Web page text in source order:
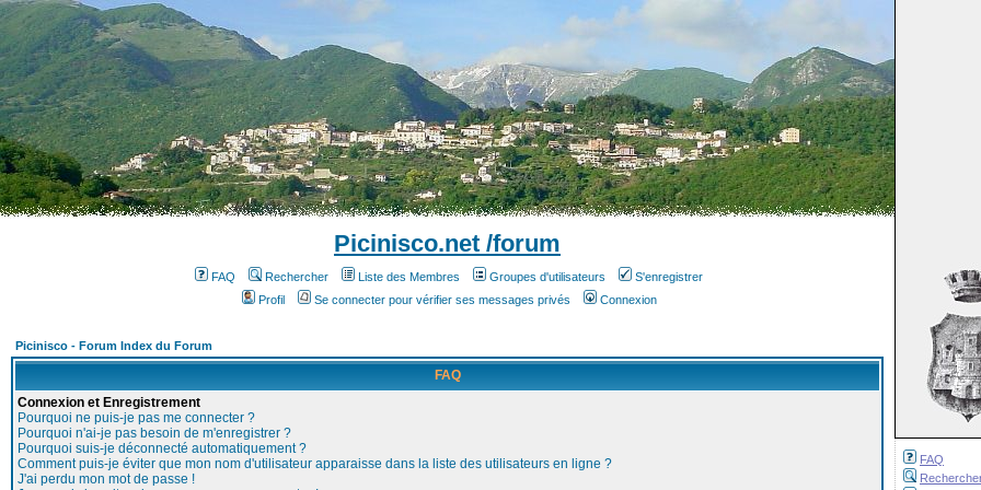
FAQ
Picinisco.net /forum
FAQ Rechercher Liste des Membres Groupes d'utilisateurs
S'enregistrer
Profil
Se connecter pour vérifier ses messages privés Connexion
Picinisco - Forum Index du Forum
FAQ
Connexion et Enregistrement
Pourquoi ne puis-je pas me connecter ?
Pourquoi n'ai-je pas besoin de m'enregistrer ?
Pourquoi suis-je déconnecté automatiquement ?
Comment puis-je éviter que mon nom d'utilisateur apparaisse dans la liste des utilisateurs en ligne ?
J'ai perdu mon mot de passe !